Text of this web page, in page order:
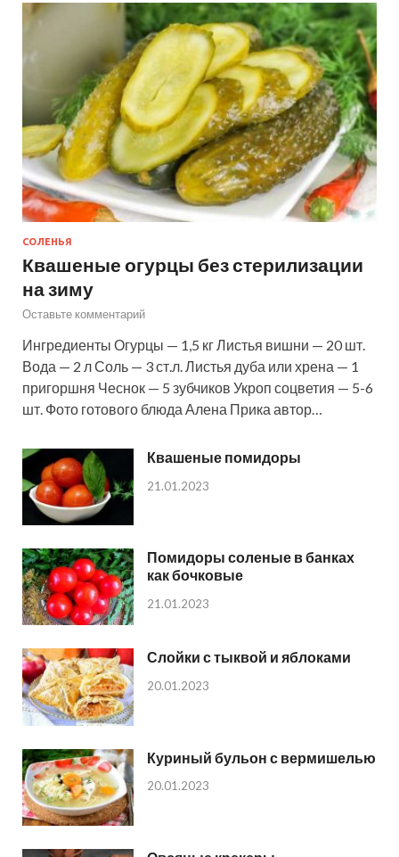
СОЛЕНЬЯ
Квашеные огурцы без стерилизации
на зиму
Оставьте комментарий
Ингредиенты Огурцы — 1,5 кг Листья вишни — 20 шт.
Вода — 2 л Соль — 3 ст.л. Листья дуба или хрена — 1
пригоршня Чеснок — 5 зубчиков Укроп соцветия — 5-6
шт. Фото готового блюда Алена Прика автор…
Квашеные помидоры
21.01.2023
Помидоры соленые в банках
как бочковые
21.01.2023
Слойки с тыквой и яблоками
20.01.2023
Куриный бульон с вермишелью
20.01.2023